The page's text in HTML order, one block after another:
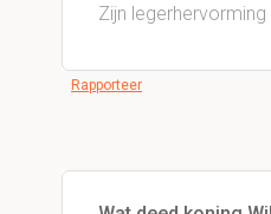
Zijn
Rapporteer